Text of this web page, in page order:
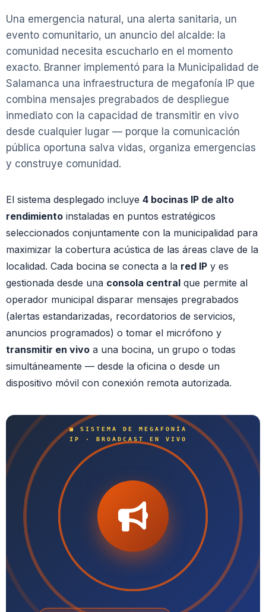
Una emergencia natural, una alerta sanitaria, un
evento comunitario, un anuncio del alcalde: la
comunidad necesita escucharlo en el momento
exacto. Branner implementó para la Municipalidad de
Salamanca una infraestructura de megafonía IP que
combina mensajes pregrabados de despliegue
inmediato con la capacidad de transmitir en vivo
desde cualquier lugar — porque la comunicación
pública oportuna salva vidas, organiza emergencias
y construye comunidad.
El sistema desplegado incluye 4 bocinas IP de alto
rendimiento instaladas en puntos estratégicos
seleccionados conjuntamente con la municipalidad para
maximizar la cobertura acústica de las áreas clave de la
localidad. Cada bocina se conecta a la red IP y es
gestionada desde una consola central que permite al
operador municipal disparar mensajes pregrabados
(alertas estandarizadas, recordatorios de servicios,
anuncios programados) o tomar el micrófono y
transmitir en vivo a una bocina, un grupo o todas
simultáneamente — desde la oficina o desde un
dispositivo móvil con conexión remota autorizada.